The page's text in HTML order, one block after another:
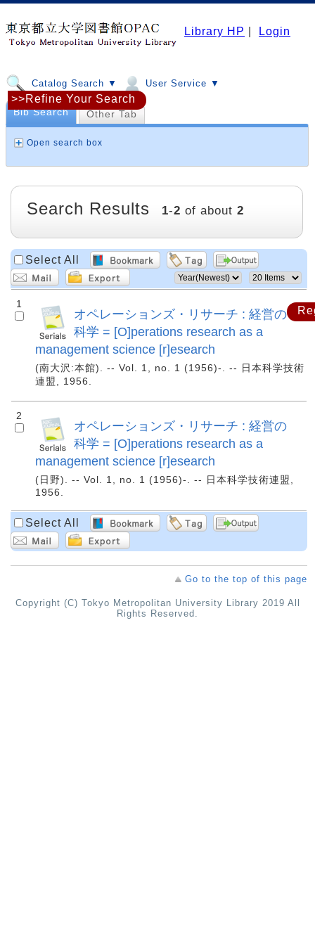
Library HP Login
Catalog Search ▼ User Service ▼
Bib Search Other Tab
Open search box
>>Refine Your Search
Search Results 1-2 of about 2
Select All
1
オペレーションズ・リサーチ : 経営の
科学 = [O]perations research as a
management science [r]esearch
(南大沢:本館). -- Vol. 1, no. 1 (1956)-. -- 日本科学技術
連盟, 1956.
2
オペレーションズ・リサーチ : 経営の
科学 = [O]perations research as a
management science [r]esearch
(日野). -- Vol. 1, no. 1 (1956)-. -- 日本科学技術連盟,
1956.
Select All
Go to the top of this page
Copyright (C) Tokyo Metropolitan University Library 2019 All
Rights Reserved.